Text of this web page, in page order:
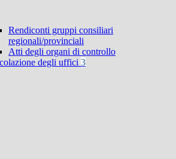
Rendiconti gruppi consiliari
regionali/provinciali
Atti degli organi di controllo
degli uffici 3